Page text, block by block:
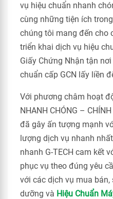
vụ hiệu chuẩn nhanh
cùng những tiện ích
chúng tôi mang đến cho
triển khai dịch vụ hiệu
Giấy Chứng Nhận tận
chuẩn cấp GCN lấy liền
Với phương châm hoạt
NHANH CHÓNG –
đã gây ấn tượng mạnh
lượng dịch vụ nhanh
nhanh G-TECH cam kết
phục vụ theo đúng yêu
với các dịch vụ mua
dưỡng và Hiệu Chuẩn